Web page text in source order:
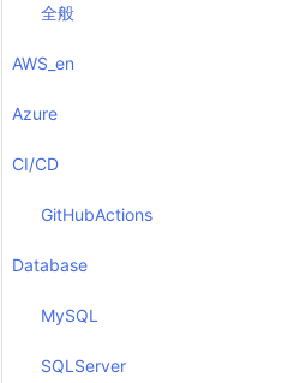
全般
AWS_en
Azure
CI/CD
GitHubActions
Database
MySQL
SQLServer